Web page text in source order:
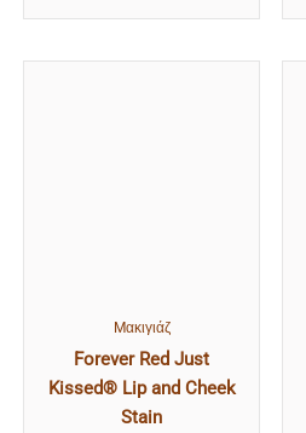
Mακιγιάζ
Forever Red Just
Kissed® Lip and Cheek
Stain